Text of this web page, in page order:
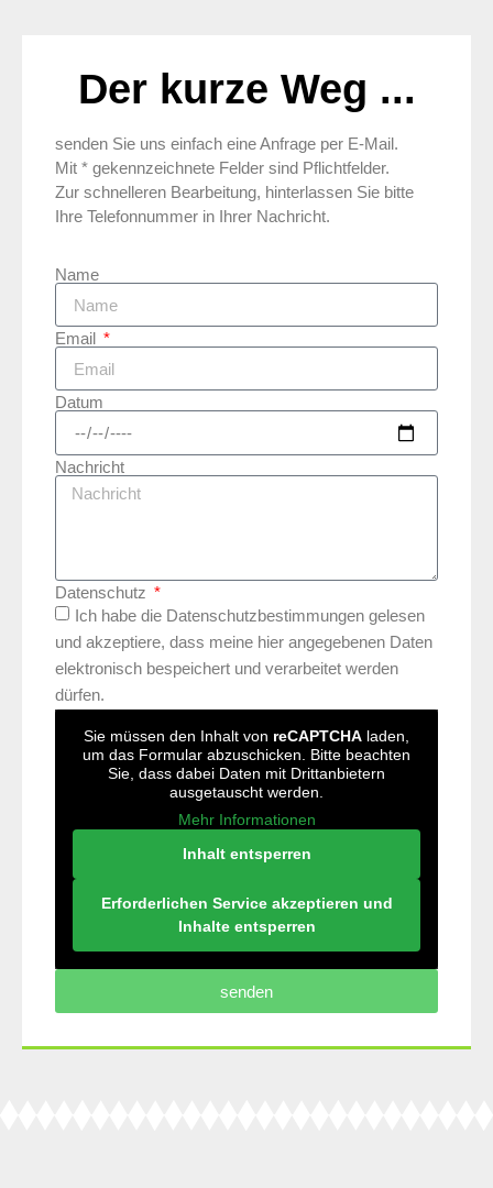
Der kurze Weg ...
senden Sie uns einfach eine Anfrage per E-Mail.
Mit * gekennzeichnete Felder sind Pflichtfelder.
Zur schnelleren Bearbeitung, hinterlassen Sie bitte
Ihre Telefonnummer in Ihrer Nachricht.
Name
Email
Datum
Nachricht
Datenschutz
Ich habe die Datenschutzbestimmungen gelesen
und akzeptiere, dass meine hier angegebenen Daten
elektronisch bespeichert und verarbeitet werden
dürfen.
Sie müssen den Inhalt von reCAPTCHA laden,
um das Formular abzuschicken. Bitte beachten
Sie, dass dabei Daten mit Drittanbietern
ausgetauscht werden.
Mehr Informationen
Inhalt entsperren
Erforderlichen Service akzeptieren und
Inhalte entsperren
senden